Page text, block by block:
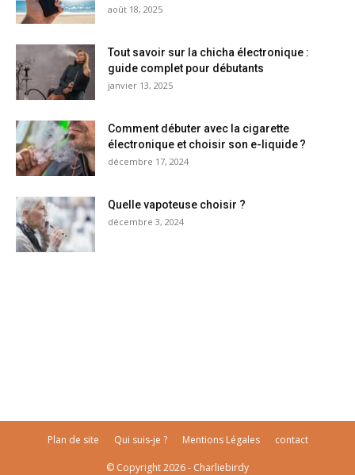
août 18, 2025
Tout savoir sur la chicha électronique :
guide complet pour débutants
janvier 13, 2025
Comment débuter avec la cigarette
électronique et choisir son e-liquide ?
décembre 17, 2024
Quelle vapoteuse choisir ?
décembre 3, 2024
Plan de site Qui suis-je ? Mentions Légales contact
© Copyright 2026 - Charliebirdy